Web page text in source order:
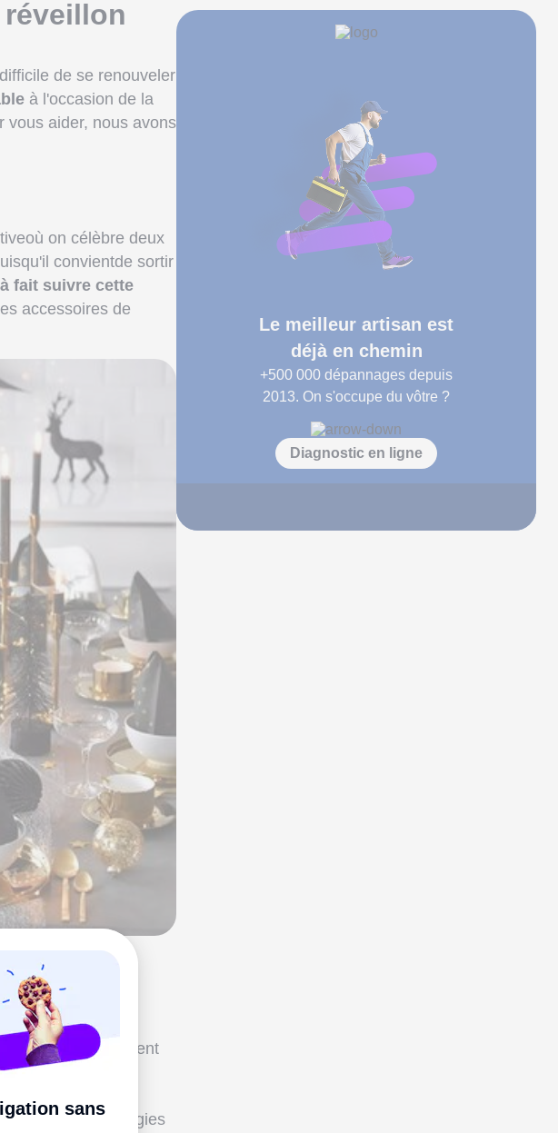
de se renouveler
à l'occasion de la
vous aider, nous avons
on célèbre deux
convientde sortir
fait suivre cette
accessoires de
parfaitement
une ambiance
aux différentes
bougies
Le meilleur artisan est
déjà en chemin
+500 000 dépannages depuis
2013. On s'occupe du vôtre ?
Diagnostic en ligne